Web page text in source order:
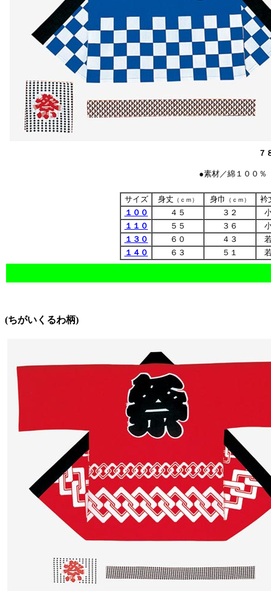
７
●素材／綿１００％
サイズ 身丈 （ｃｍ） 身巾 （ｃｍ）
衿
１００
４５ ３２
１１０
５５ ３６
１３０
６０ ４３
１４０
６３ ５１
(ちがいくるわ柄)